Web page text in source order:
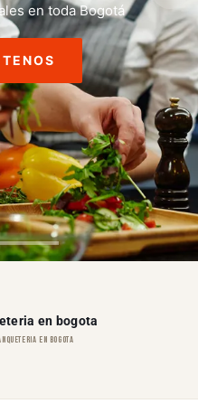
en toda Bogotá
en bogota
EN BOGOTA